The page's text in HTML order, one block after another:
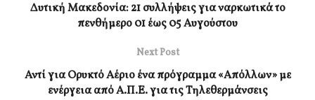
Δυτική Μακεδονία: 21 συλλήψεις για ναρκωτικά το
πενθήμερο 01 έως 05 Αυγούστου
Next Post
Αντί για Ορυκτό Αέριο ένα πρόγραμμα «Απόλλων» με
ενέργεια από Α.Π.Ε. για τις Τηλεθερμάνσεις